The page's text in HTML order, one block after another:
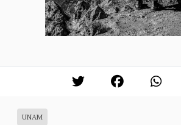
UNAM